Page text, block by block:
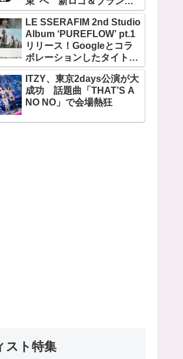
フィルム公開
LE SSERAFIM 2nd Studio
Album ‘PUREFLOW’ pt.1
リリース！Googleとコラ
ボレーションしたタイトル
曲「BOOMPALA」MVも公
開
ITZY、東京2days公演が大
成功 話題曲「THAT’S A
NO NO」で会場熱狂
スト特集